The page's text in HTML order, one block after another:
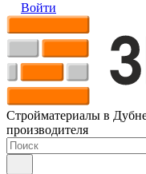
Войти
Стройматериалы в
производителя